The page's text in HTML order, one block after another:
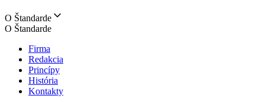
O Štandarde
O Štandarde
Firma
Redakcia
Princípy
História
Kontakty